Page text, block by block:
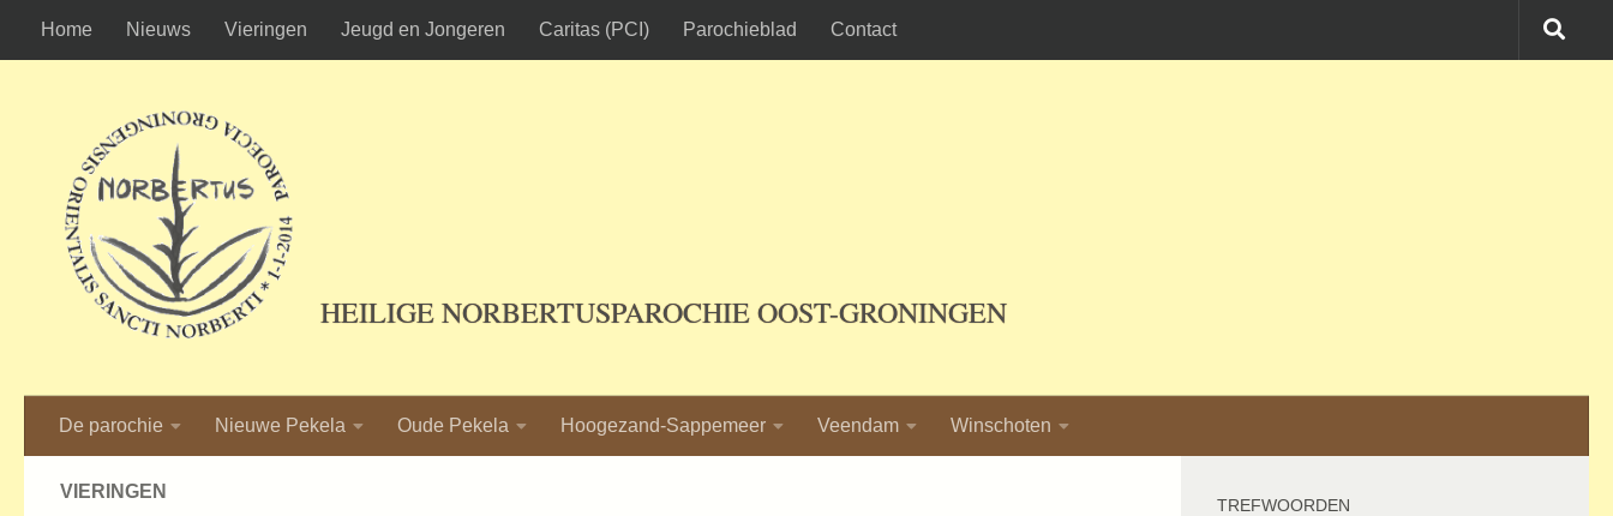
Ga naar de inhoud
Home Nieuws Vieringen Jeugd en Jongeren Caritas (PCI) Parochieblad Contact
HEILIGE NORBERTUSPAROCHIE OOST-GRONINGEN
De parochie Nieuwe Pekela Oude Pekela Hoogezand-Sappemeer Veendam Winschoten
VIERINGEN
TREFWOORDEN